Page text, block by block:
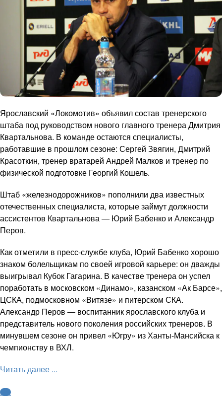
Ярославский «Локомотив» объявил состав тренерского
штаба под руководством нового главного тренера Дмитрия
Квартальнова. В команде остаются специалисты,
работавшие в прошлом сезоне: Сергей Звягин, Дмитрий
Красоткин, тренер вратарей Андрей Малков и тренер по
физической подготовке Георгий Кошель.
Штаб «железнодорожников» пополнили два известных
отечественных специалиста, которые займут должности
ассистентов Квартальнова — Юрий Бабенко и Александр
Перов.
Как отметили в пресс-службе клуба, Юрий Бабенко хорошо
знаком болельщикам по своей игровой карьере: он дважды
выигрывал Кубок Гагарина. В качестве тренера он успел
поработать в московском «Динамо», казанском «Ак Барсе»,
ЦСКА, подмосковном «Витязе» и питерском СКА.
Александр Перов — воспитанник ярославского клуба и
представитель нового поколения российских тренеров. В
минувшем сезоне он привел «Югру» из Ханты-Мансийска к
чемпионству в ВХЛ.
Читать далее ...
КХЛ